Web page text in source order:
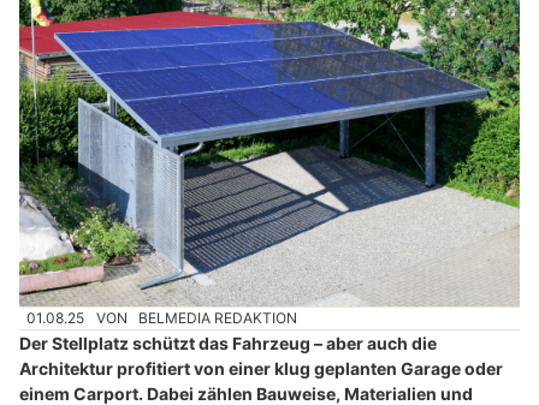
01.08.25 VON BELMEDIA REDAKTION
Der Stellplatz schützt das Fahrzeug – aber auch die
Architektur profitiert von einer klug geplanten Garage oder
einem Carport. Dabei zählen Bauweise, Materialien und